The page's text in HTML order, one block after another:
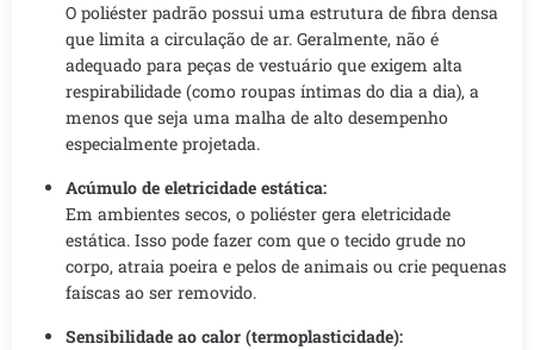
O poliéster padrão possui uma estrutura de fibra densa
que limita a circulação de ar. Geralmente, não é
adequado para peças de vestuário que exigem alta
respirabilidade (como roupas íntimas do dia a dia), a
menos que seja uma malha de alto desempenho
especialmente projetada.
Acúmulo de eletricidade estática:
Em ambientes secos, o poliéster gera eletricidade
estática. Isso pode fazer com que o tecido grude no
corpo, atraia poeira e pelos de animais ou crie pequenas
faíscas ao ser removido.
Sensibilidade ao calor (termoplasticidade):